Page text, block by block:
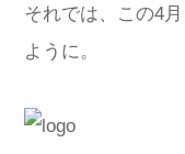
それでは、この4
ように。